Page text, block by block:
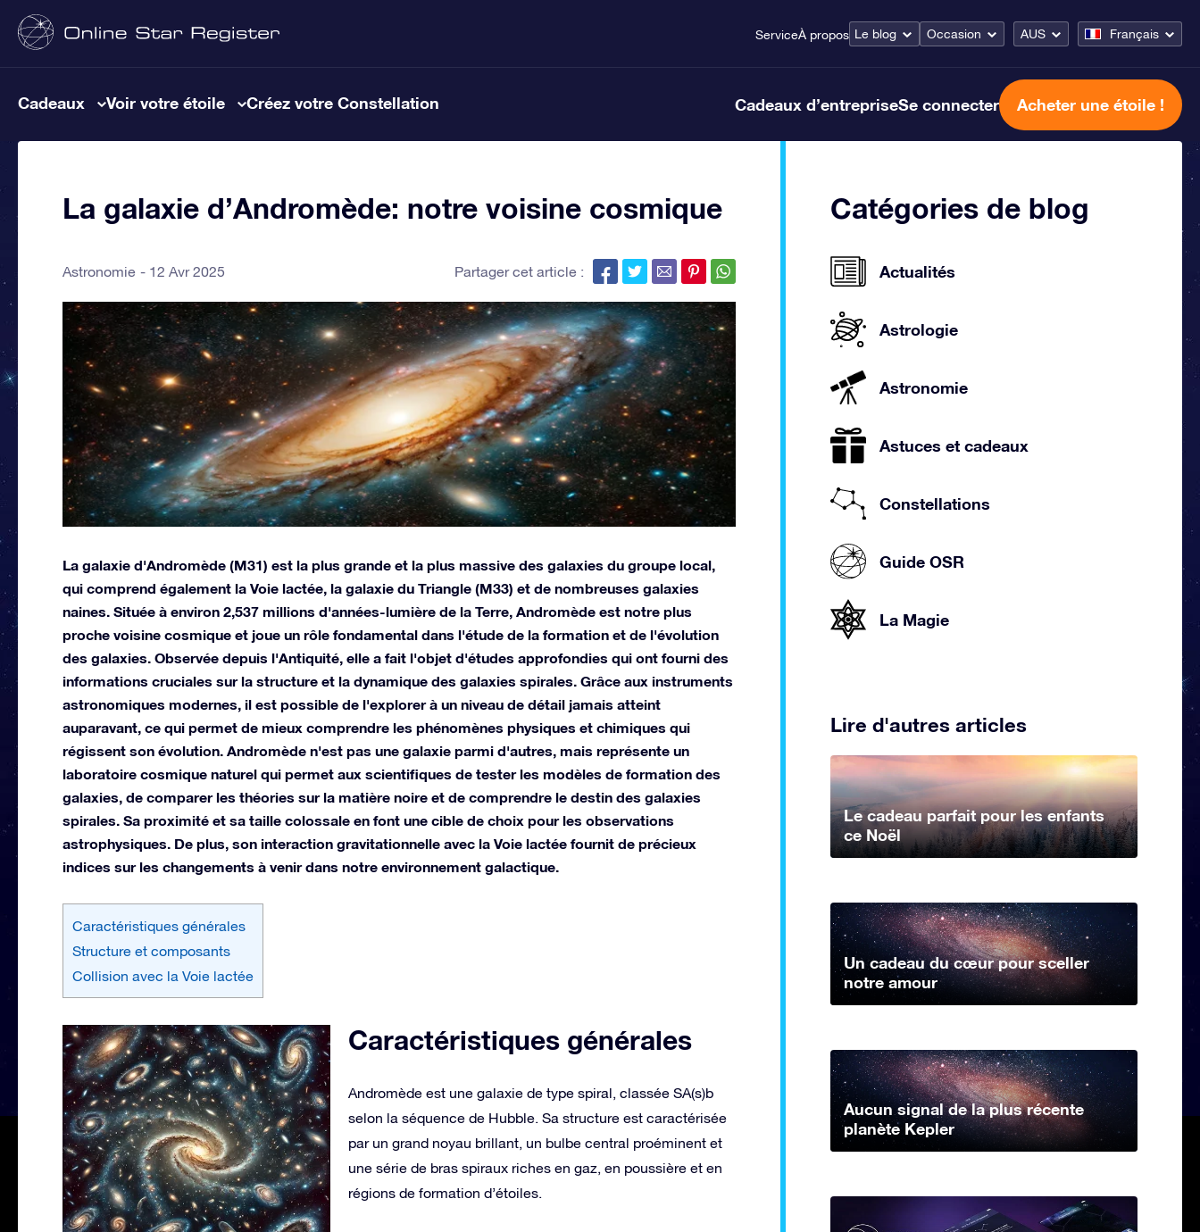
ServiceÀ propos Le blog Occasion AUS Français
Cadeaux Voir votre étoile Créez votre Constellation Cadeaux d’entrepriseSe connecter Acheter une étoile !
La galaxie d’Andromède: notre voisine cosmique
Astronomie 12 Avr 2025 Partager cet article :
La galaxie d'Andromède (M31) est la plus grande et la plus massive des galaxies du groupe local,
qui comprend également la Voie lactée, la galaxie du Triangle (M33) et de nombreuses galaxies
naines. Située à environ 2,537 millions d'années-lumière de la Terre, Andromède est notre plus
proche voisine cosmique et joue un rôle fondamental dans l'étude de la formation et de l'évolution
des galaxies. Observée depuis l'Antiquité, elle a fait l'objet d'études approfondies qui ont fourni des
informations cruciales sur la structure et la dynamique des galaxies spirales. Grâce aux instruments
astronomiques modernes, il est possible de l'explorer à un niveau de détail jamais atteint
auparavant, ce qui permet de mieux comprendre les phénomènes physiques et chimiques qui
régissent son évolution. Andromède n'est pas une galaxie parmi d'autres, mais représente un
laboratoire cosmique naturel qui permet aux scientifiques de tester les modèles de formation des
galaxies, de comparer les théories sur la matière noire et de comprendre le destin des galaxies
spirales. Sa proximité et sa taille colossale en font une cible de choix pour les observations
astrophysiques. De plus, son interaction gravitationnelle avec la Voie lactée fournit de précieux
indices sur les changements à venir dans notre environnement galactique.
Caractéristiques générales
Structure et composants
Collision avec la Voie lactée
Caractéristiques générales
Andromède est une galaxie de type spiral, classée SA(s)b
selon la séquence de Hubble. Sa structure est caractérisée
par un grand noyau brillant, un bulbe central proéminent et
une série de bras spiraux riches en gaz, en poussière et en
régions de formation d’étoiles.
Catégories de blog
Actualités
Astrologie
Astronomie
Astuces et cadeaux
Constellations
Guide OSR
La Magie
Lire d'autres articles
Le cadeau parfait pour les enfants
ce Noël
Un cadeau du cœur pour sceller
notre amour
Aucun signal de la plus récente
planète Kepler